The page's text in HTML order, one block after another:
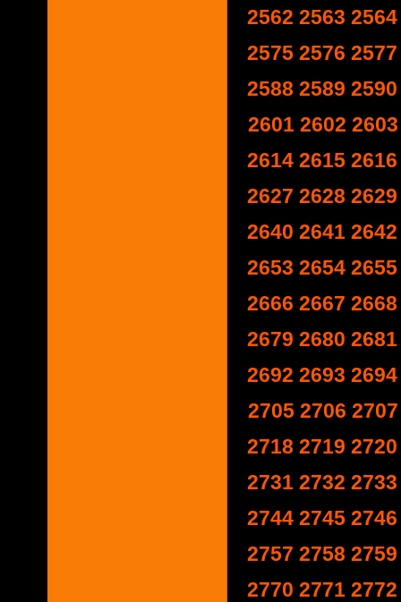
2562 2563 2564
2575 2576 2577
2588 2589 2590
2601 2602 2603
2614 2615 2616
2627 2628 2629
2640 2641 2642
2653 2654 2655
2666 2667 2668
2679 2680 2681
2692 2693 2694
2705 2706 2707
2718 2719 2720
2731 2732 2733
2744 2745 2746
2757 2758 2759
2770 2771 2772